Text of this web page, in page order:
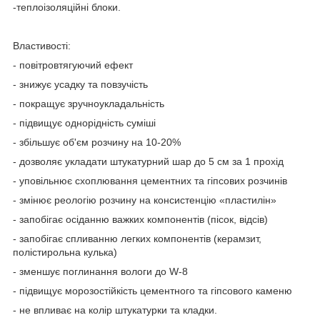
-теплоізоляційні блоки.
Властивості:
- повітровтягуючий ефект
- знижує усадку та повзучість
- покращує зручноукладальність
- підвищує однорідність суміші
- збільшує об'єм розчину на 10-20%
- дозволяє укладати штукатурний шар до 5 см за 1 прохід
- уповільнює схоплювання цементних та гіпсових розчинів
- змінює реологію розчину на консистенцію «пластилін»
- запобігає осіданню важких компонентів (пісок, відсів)
- запобігає спливанню легких компонентів (керамзит,
полістирольна кулька)
- зменшує поглинання вологи до W-8
- підвищує морозостійкість цементного та гіпсового каменю
- не впливає на колір штукатурки та кладки.